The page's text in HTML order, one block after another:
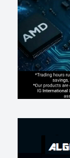
207 0 1 2026-
Making
changes
214 2 0 2026-
AI走出聊天室
2026-